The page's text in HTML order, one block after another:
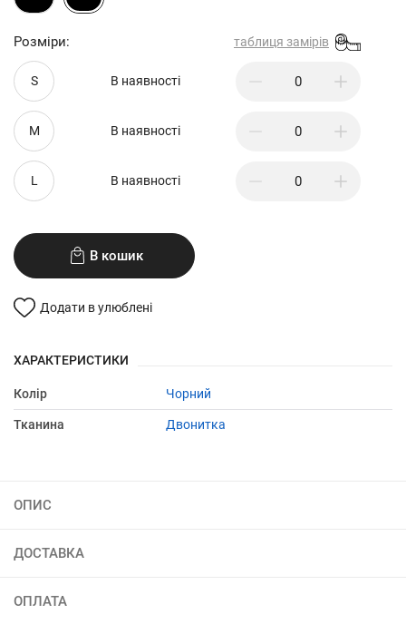
Розміри: таблиця замірів
S В наявності
M В наявності
L В наявності
В кошик
Додати в улюблені
ХАРАКТЕРИСТИКИ
Колір Чорний
Тканина Двонитка
ОПИС
ДОСТАВКА
ОПЛАТА